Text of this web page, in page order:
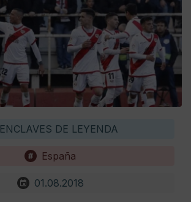
ENCLAVES DE LEYENDA
España
01.08.2018